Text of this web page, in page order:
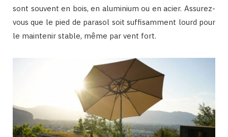
sont souvent en bois, en aluminium ou en acier. Assurez-
vous que le pied de parasol soit suffisamment lourd pour
le maintenir stable, même par vent fort.